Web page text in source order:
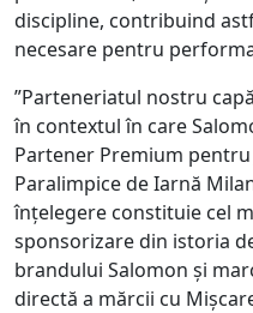
discipline, contribuind
necesare pentru
”Parteneriatul nostru
în contextul în care
Partener Premium
Paralimpice de Iarnă
înțelegere constituie cel
sponsorizare din istoria
brandului Salomon și
directă a mărcii cu